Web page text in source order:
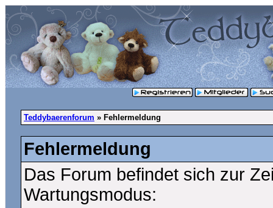
Teddybaerenforum » Fehlermeldung
Fehlermeldung
Das Forum befindet sich zur
Wartungsmodus: